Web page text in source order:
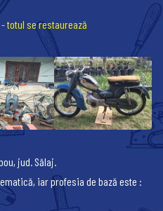
totul se restaurează
jud. Sălaj.
iar profesia de bază este :